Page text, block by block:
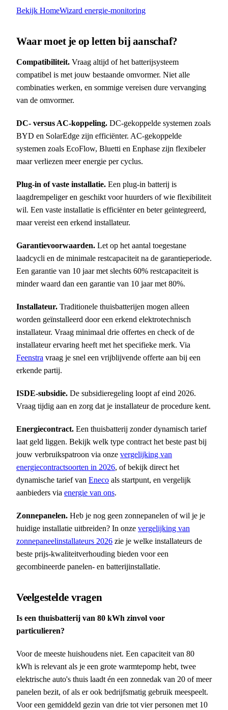
Bekijk HomeWizard energie-monitoring
Waar moet je op letten bij aanschaf?
Compatibiliteit. Vraag altijd of het batterijsysteem
compatibel is met jouw bestaande omvormer. Niet alle
combinaties werken, en sommige vereisen dure vervanging
van de omvormer.
DC- versus AC-koppeling. DC-gekoppelde systemen zoals
BYD en SolarEdge zijn efficiënter. AC-gekoppelde
systemen zoals EcoFlow, Bluetti en Enphase zijn flexibeler
maar verliezen meer energie per cyclus.
Plug-in of vaste installatie. Een plug-in batterij is
laagdrempeliger en geschikt voor huurders of wie flexibiliteit
wil. Een vaste installatie is efficiënter en beter geïntegreerd,
maar vereist een erkend installateur.
Garantievoorwaarden. Let op het aantal toegestane
laadcycli en de minimale restcapaciteit na de garantieperiode.
Een garantie van 10 jaar met slechts 60% restcapaciteit is
minder waard dan een garantie van 10 jaar met 80%.
Installateur. Traditionele thuisbatterijen mogen alleen
worden geïnstalleerd door een erkend elektrotechnisch
installateur. Vraag minimaal drie offertes en check of de
installateur ervaring heeft met het specifieke merk. Via
Feenstra vraag je snel een vrijblijvende offerte aan bij een
erkende partij.
ISDE-subsidie. De subsidieregeling loopt af eind 2026.
Vraag tijdig aan en zorg dat je installateur de procedure kent.
Energiecontract. Een thuisbatterij zonder dynamisch tarief
laat geld liggen. Bekijk welk type contract het beste past bij
jouw verbruikspatroon via onze vergelijking van
energiecontractsoorten in 2026, of bekijk direct het
dynamische tarief van Eneco als startpunt, en vergelijk
aanbieders via energie van ons.
Zonnepanelen. Heb je nog geen zonnepanelen of wil je je
huidige installatie uitbreiden? In onze vergelijking van
zonnepaneelinstallateurs 2026 zie je welke installateurs de
beste prijs-kwaliteitverhouding bieden voor een
gecombineerde panelen- en batterijinstallatie.
Veelgestelde vragen
Is een thuisbatterij van 80 kWh zinvol voor
particulieren?
Voor de meeste huishoudens niet. Een capaciteit van 80
kWh is relevant als je een grote warmtepomp hebt, twee
elektrische auto's thuis laadt én een zonnedak van 20 of meer
panelen bezit, of als er ook bedrijfsmatig gebruik meespeelt.
Voor een gemiddeld gezin van drie tot vier personen met 10